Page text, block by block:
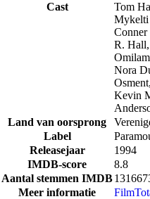
Cast
Tom
Mykelti
Conner
R.
Nora
Kevin
Land van oorsprong
Label
Releasejaar
1994
IMDB-score
8.8
Aantal stemmen IMDB
Meer informatie